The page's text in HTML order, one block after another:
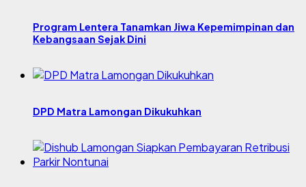
Program Lentera Tanamkan Jiwa Kepemimpinan dan
Kebangsaan Sejak Dini
DPD Matra Lamongan Dikukuhkan